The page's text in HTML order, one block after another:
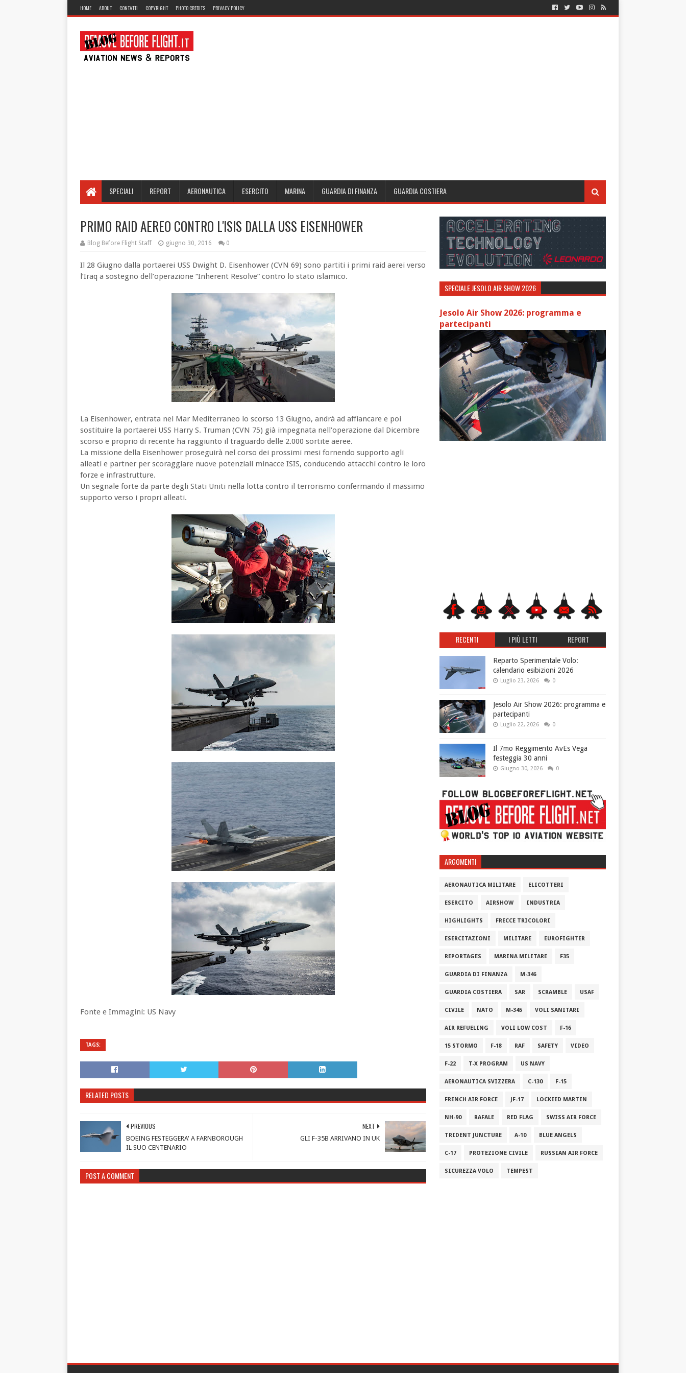
HOME ABOUT CONTATTI COPYRIGHT PHOTO CREDITS PRIVACY POLICY
SPECIALI REPORT AERONAUTICA ESERCITO MARINA GUARDIA DI FINANZA GUARDIA COSTIERA
PRIMO RAID AEREO CONTRO L'ISIS DALLA USS EISENHOWER
Blog Before Flight Staff giugno 30, 2016 0
Il 28 Giugno dalla portaerei USS Dwight D. Eisenhower (CVN 69) sono partiti i primi raid aerei verso
l’Iraq a sostegno dell’operazione “Inherent Resolve” contro lo stato islamico.
La Eisenhower, entrata nel Mar Mediterraneo lo scorso 13 Giugno, andrà ad affiancare e poi
sostituire la portaerei USS Harry S. Truman (CVN 75) già impegnata nell'operazione dal Dicembre
scorso e proprio di recente ha raggiunto il traguardo delle 2.000 sortite aeree.
La missione della Eisenhower proseguirà nel corso dei prossimi mesi fornendo supporto agli
alleati e partner per scoraggiare nuove potenziali minacce ISIS, conducendo attacchi contro le loro
forze e infrastrutture.
Un segnale forte da parte degli Stati Uniti nella lotta contro il terrorismo confermando il massimo
supporto verso i propri alleati.
Fonte e Immagini: US Navy
TAGS:
RELATED POSTS
NEXT
GLI F-35B ARRIVANO IN UK
PREVIOUS
BOEING FESTEGGERA' A FARNBOROUGH
IL SUO CENTENARIO
POST A COMMENT
SPECIALE JESOLO AIR SHOW 2026
Jesolo Air Show 2026: programma e
partecipanti
RECENTI I PIÙ LETTI REPORT
Reparto Sperimentale Volo:
calendario esibizioni 2026
Luglio 23, 2026 0
Jesolo Air Show 2026: programma e
partecipanti
Luglio 22, 2026 0
Il 7mo Reggimento AvEs Vega
festeggia 30 anni
Giugno 30, 2026 0
ARGOMENTI
AERONAUTICA MILITARE ELICOTTERI
ESERCITO AIRSHOW INDUSTRIA
HIGHLIGHTS FRECCE TRICOLORI
ESERCITAZIONI MILITARE EUROFIGHTER
REPORTAGES MARINA MILITARE F35
GUARDIA DI FINANZA M-346
GUARDIA COSTIERA SAR SCRAMBLE USAF
CIVILE NATO M-345 VOLI SANITARI
AIR REFUELING VOLI LOW COST F-16
15 STORMO F-18 RAF SAFETY VIDEO
F-22 T-X PROGRAM US NAVY
AERONAUTICA SVIZZERA C-130 F-15
FRENCH AIR FORCE JF-17 LOCKEED MARTIN
NH-90 RAFALE RED FLAG SWISS AIR FORCE
TRIDENT JUNCTURE A-10 BLUE ANGELS
C-17 PROTEZIONE CIVILE RUSSIAN AIR FORCE
SICUREZZA VOLO TEMPEST